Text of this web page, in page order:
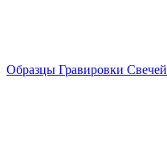
Образцы Гравировки Свечей